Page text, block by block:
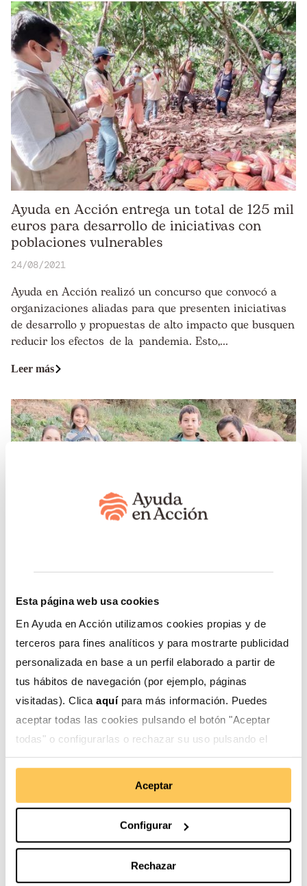
Esta página web usa cookies
En Ayuda en Acción utilizamos cookies propias y de
terceros para fines analíticos y para mostrarte publicidad
personalizada en base a un perfil elaborado a partir de
tus hábitos de navegación (por ejemplo, páginas
visitadas). Clica aquí para más información. Puedes
aceptar todas las cookies pulsando el botón "Aceptar
todas" o configurarlas o rechazar su uso pulsando el
botón "Configurar".
Aceptar
Configurar
Rechazar
Ayuda en Acción entrega un total de 125 mil
euros para desarrollo de iniciativas con
poblaciones vulnerables
24/08/2021
Ayuda en Acción realizó un concurso que convocó a
organizaciones aliadas para que presenten iniciativas
de desarrollo y propuestas de alto impacto que busquen
reducir los efectos de la pandemia. Esto,...
Leer más
Apadrinar es una oportunidad para una
comunidad
28/04/2021
La vida real nos permite volver a ser los personajes que
de pequeños y pequeñas imaginábamos. Sin
embargo, muchas veces, no somos conscientes de los
poderes que tenemos para mejorar el mundo o por lo
...
Leer más